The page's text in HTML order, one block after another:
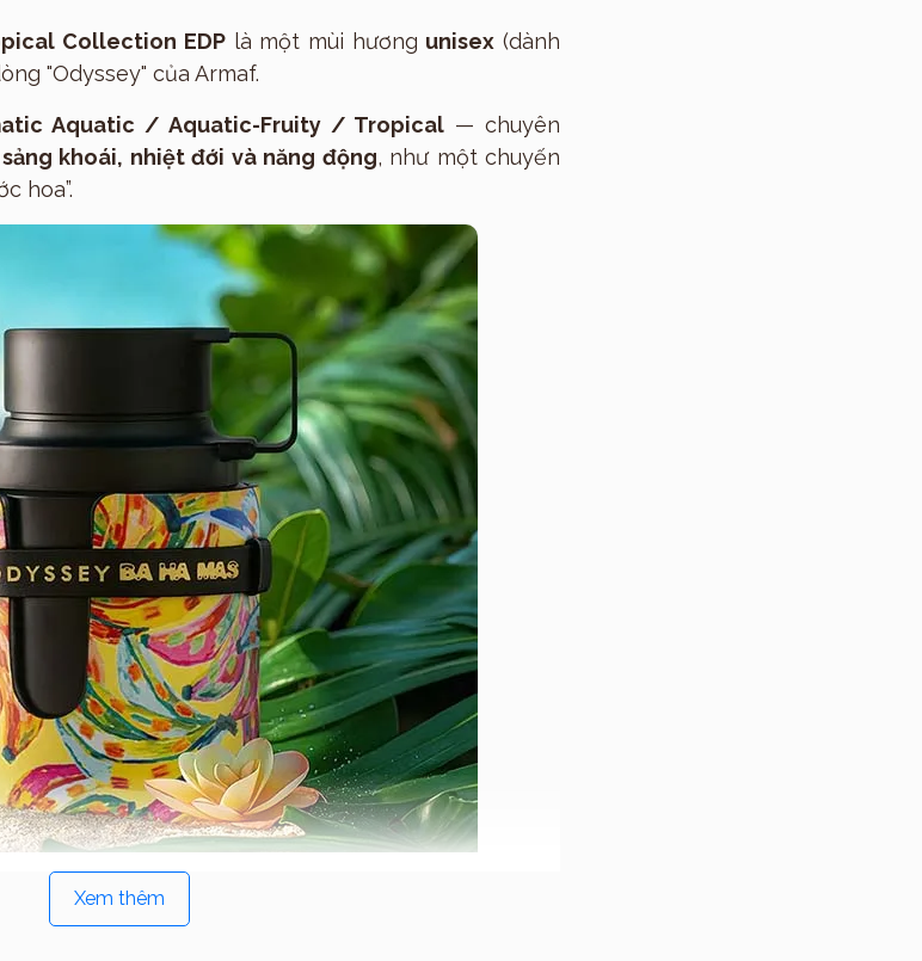
Sản phẩm
Collection EDPlà một mùi hương unisex (dành
"Odyssey" của Armaf.
Aquatic / Aquatic-Fruity / Tropical — chuyên
khoái, nhiệt đới và năng động, như một chuyến
hoa”.
Xem thêm